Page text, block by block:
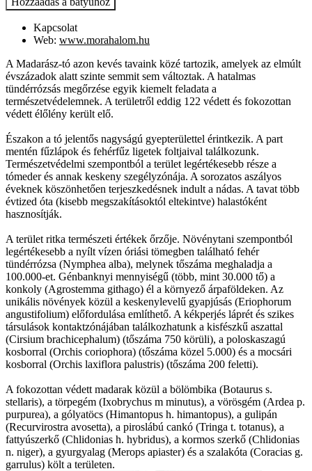
Kapcsolat
Web: www.morahalom.hu
A Madarász-tó azon kevés tavaink közé tartozik, amelyek az elmúlt
évszázadok alatt szinte semmit sem változtak. A hatalmas
tündérrózsás megőrzése egyik kiemelt feladata a
természetvédelemnek. A területről eddig 122 védett és fokozottan
védett élőlény került elő.
Északon a tó jelentős nagyságú gyepterülettel érintkezik. A part
mentén fűzlápok és fehérfűz ligetek foltjaival találkozunk.
Természetvédelmi szempontból a terület legértékesebb része a
tómeder és annak keskeny szegélyzónája. A sorozatos aszályos
éveknek köszönhetően terjeszkedésnek indult a nádas. A tavat több
évtized óta (kisebb megszakításoktól eltekintve) halastóként
hasznosítják.
A terület ritka természeti értékek őrzője. Növénytani szempontból
legértékesebb a nyílt vízen óriási tömegben található fehér
tündérrózsa (Nymphea alba), melynek tőszáma meghaladja a
100.000-et. Génbanknyi mennyiségű (több, mint 30.000 tő) a
konkoly (Agrostemma githago) él a környező árpaföldeken. Az
unikális növények közül a keskenylevelű gyapjúsás (Eriophorum
angustifolium) előfordulása említhető. A kékperjés láprét és szikes
társulások kontaktzónájában találkozhatunk a kisfészkű aszattal
(Cirsium brachicephalum) (tőszáma 750 körüli), a poloskaszagú
kosborral (Orchis coriophora) (tőszáma közel 5.000) és a mocsári
kosborral (Orchis laxiflora palustris) (tőszáma 200 feletti).
A fokozottan védett madarak közül a bölömbika (Botaurus s.
stellaris), a törpegém (Ixobrychus m minutus), a vörösgém (Ardea p.
purpurea), a gólyatöcs (Himantopus h. himantopus), a gulipán
(Recurvirostra avosetta), a piroslábú cankó (Tringa t. totanus), a
fattyúszerkő (Chlidonias h. hybridus), a kormos szerkő (Chlidonias
n. niger), a gyurgyalag (Merops apiaster) és a szalakóta (Coracias g.
garrulus) költ a területen.